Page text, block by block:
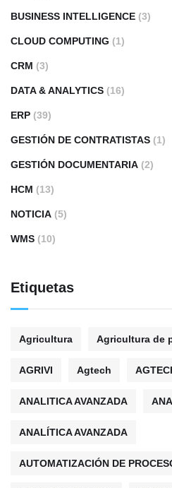
BUSINESS INTELLIGENCE (3)
CLOUD COMPUTING (1)
CRM (3)
DATA & ANALYTICS (16)
ERP (39)
GESTIÓN DE CONTRATISTAS (1)
GESTIÓN DOCUMENTARIA (2)
HCM (13)
NOTICIA (5)
WMS (10)
Etiquetas
Agricultura Agricultura de
AGRIVI Agtech
ANALITICA AVANZADA
ANALÍTICA AVANZADA
AUTOMATIZACIÓN DE